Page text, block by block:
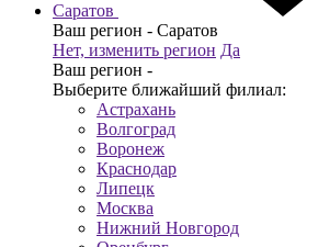
Саратов
Ваш регион - Саратов
Нет, изменить регион Да
Ваш регион -
Выберите ближайший филиал:
Астрахань
Волгоград
Воронеж
Краснодар
Липецк
Москва
Нижний Новгород